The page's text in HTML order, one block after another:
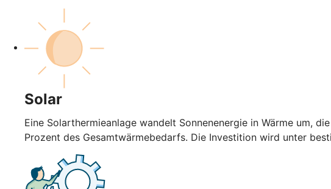
Solar
Eine Solarthermieanlage wandelt Sonnenenergie in Wärme um,
Prozent des Gesamtwärmebedarfs. Die Investition wird unter